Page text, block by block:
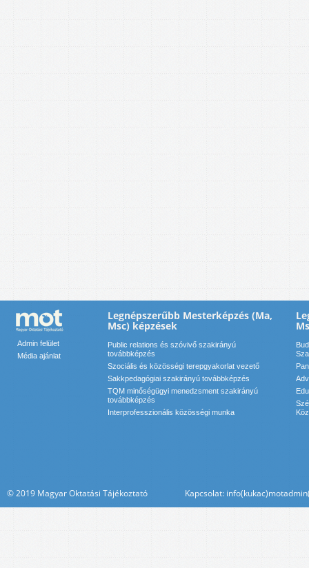
Admin felület
Média ajánlat
Legnépszerűbb Mesterképzés (Ma,
Msc) képzések
Public relations és szóvivő szakirányú
továbbképzés
Szociális és közösségi terepgyakorlat vezető
Sakkpedagógiai szakirányú továbbképzés
TQM minőségügyi menedzsment szakirányú
továbbképzés
Interprofesszionális közösségi munka
© 2019 Magyar Oktatási Tájékoztató Kapcsolat: